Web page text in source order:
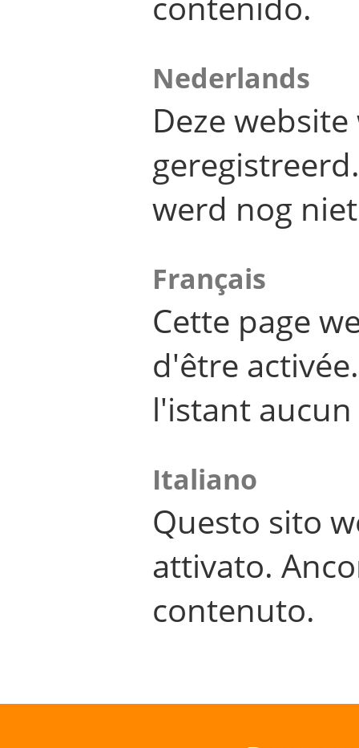
Nederlands
Deze
werd nog
Français
Cette page
d'être
l'istant
Italiano
Questo sito
attivato.
contenuto.